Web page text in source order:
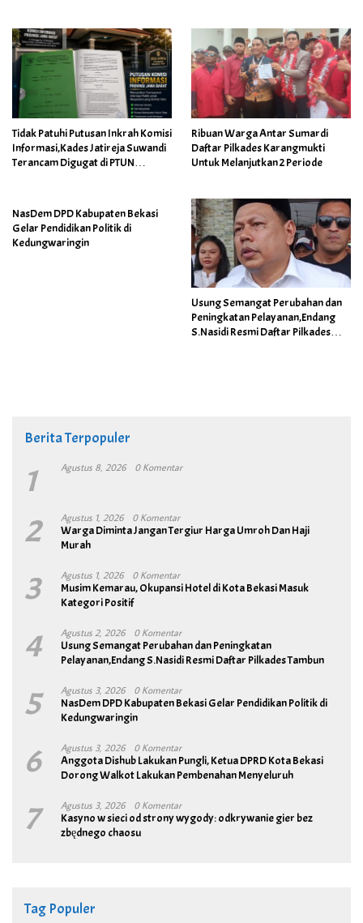
Tidak Patuhi Putusan Inkrah Komisi
Informasi,Kades Jatireja Suwandi
Terancam Digugat di PTUN
Ribuan Warga Antar Sumardi
Daftar Pilkades Karangmukti
Untuk Melanjutkan 2 Periode
NasDem DPD Kabupaten Bekasi
Gelar Pendidikan Politik di
Kedungwaringin
Usung Semangat Perubahan dan
Peningkatan Pelayanan,Endang
S.Nasidi Resmi Daftar Pilkades
Berita Terpopuler
1 Agustus 8, 2026 0 Komentar
2 Agustus 1, 2026 0 Komentar
Warga Diminta Jangan Tergiur Harga Umroh Dan Haji
Murah
3 Agustus 1, 2026 0 Komentar
Musim Kemarau, Okupansi Hotel di Kota Bekasi Masuk
Kategori Positif
4 Agustus 2, 2026 0 Komentar
Usung Semangat Perubahan dan Peningkatan
Pelayanan,Endang S.Nasidi Resmi Daftar Pilkades Tambun
5 Agustus 3, 2026 0 Komentar
NasDem DPD Kabupaten Bekasi Gelar Pendidikan Politik di
Kedungwaringin
6 Agustus 3, 2026 0 Komentar
Anggota Dishub Lakukan Pungli, Ketua DPRD Kota Bekasi
Dorong Walkot Lakukan Pembenahan Menyeluruh
7 Agustus 3, 2026 0 Komentar
Kasyno w sieci od strony wygody: odkrywanie gier bez
zbędnego chaosu
Tag Populer